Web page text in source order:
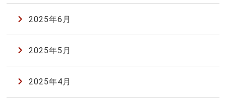
2025年6月
2025年5月
2025年4月